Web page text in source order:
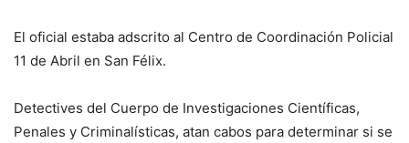
El oficial estaba adscrito al Centro de Coordinación Policial
11 de Abril en San Félix.
Detectives del Cuerpo de Investigaciones Científicas,
Penales y Criminalísticas, atan cabos para determinar si se